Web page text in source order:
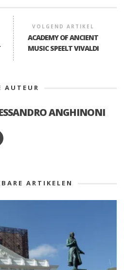
VOLGEND ARTIKEL
ACADEMY OF ANCIENT
MUSIC SPEELT VIVALDI
AUTEUR
ANGHINONI
ARTIKELEN